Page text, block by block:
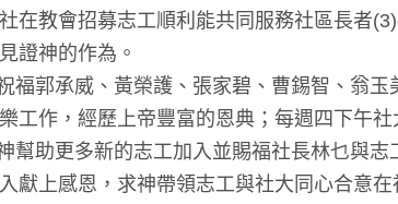
在教會招募志工順利能共同服務社區長者
證神的作為。
福郭承威、黃榮護、張家碧、曹錫智、翁
工作，經歷上帝豐富的恩典；每週四下午
幫助更多新的志工加入並賜福社長林乜與
獻上感恩，求神帶領志工與社大同心合意